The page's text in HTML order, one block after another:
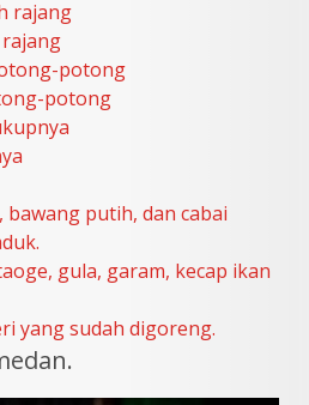
rajang
potong
potong
putih, dan cabai
gula, garam, kecap ikan
yang sudah digoreng.